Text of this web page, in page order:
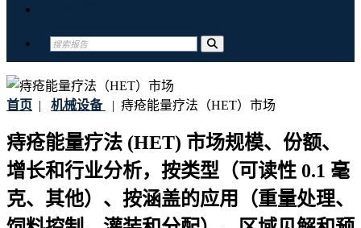
首页 | 机械设备 | 痔疮能量疗法（HET）市场
痔疮能量疗法 (HET) 市场规模、份额、
增长和行业分析，按类型（可读性 0.1 毫
克、其他）、按涵盖的应用（重量处理、